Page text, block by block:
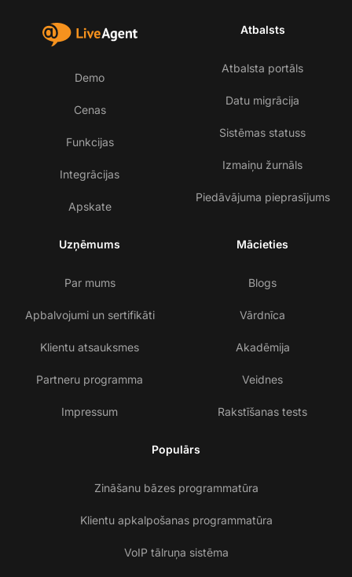
Demo
Cenas
Funkcijas
Integrācijas
Apskate
Atbalsts
Atbalsta portāls
Datu migrācija
Sistēmas statuss
Izmaiņu žurnāls
Piedāvājuma pieprasījums
Uzņēmums
Par mums
Apbalvojumi un sertifikāti
Klientu atsauksmes
Partneru programma
Impressum
Mācieties
Blogs
Vārdnīca
Akadēmija
Veidnes
Rakstīšanas tests
Populārs
Zināšanu bāzes programmatūra
Klientu apkalpošanas programmatūra
VoIP tālruņa sistēma